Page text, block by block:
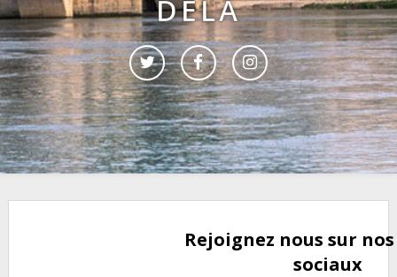
DELÀ
Rejoignez nous sur
sociaux